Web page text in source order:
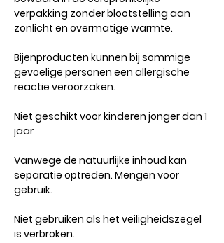
verpakking zonder blootstelling aan
zonlicht en overmatige warmte.
Bijenproducten kunnen bij sommige
gevoelige personen een allergische
reactie veroorzaken.
Niet geschikt voor kinderen jonger dan 1
jaar
Vanwege de natuurlijke inhoud kan
separatie optreden. Mengen voor
gebruik.
Niet gebruiken als het veiligheidszegel
is verbroken.